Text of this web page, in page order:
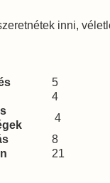
inni,
5
4
4
8
21